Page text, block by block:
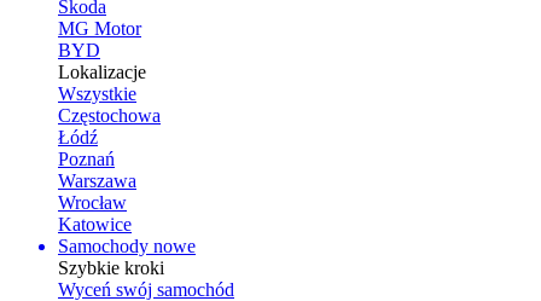
Skoda
MG Motor
BYD
Lokalizacje
Wszystkie
Częstochowa
Łódź
Poznań
Warszawa
Wrocław
Katowice
Samochody nowe
Szybkie kroki
Wyceń swój samochód